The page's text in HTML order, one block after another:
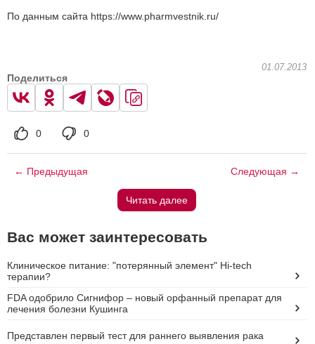
По данным сайта https://www.pharmvestnik.ru/
01.07.2013
Поделиться
0 0
← Предыдущая Следующая →
Читать далее
Вас может заинтересовать
Клиническое питание: "потерянный элемент" Hi-tech
терапии?
FDA одобрило Сигнифор – новый орфанный препарат для
лечения болезни Кушинга
Представлен первый тест для раннего выявления рака